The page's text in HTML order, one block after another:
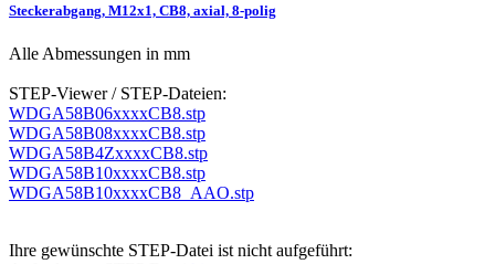
Steckerabgang, M12x1, CB8, axial, 8-polig
Alle Abmessungen in mm
STEP-Viewer / STEP-Dateien:
WDGA58B06xxxxCB8.stp
WDGA58B08xxxxCB8.stp
WDGA58B4ZxxxxCB8.stp
WDGA58B10xxxxCB8.stp
WDGA58B10xxxxCB8_AAO.stp
Ihre gewünschte STEP-Datei ist nicht aufgeführt: